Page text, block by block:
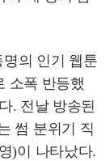
명의 인기 웹툰
소폭 반등했
. 전날 방송된
썸 분위기 직
)이 나타났다.